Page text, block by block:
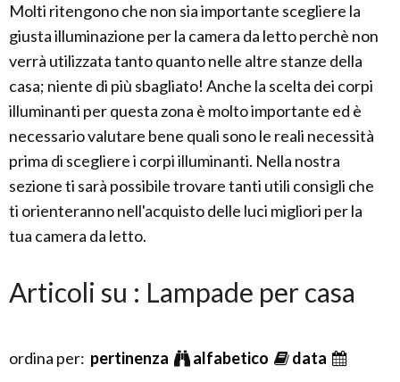
Molti ritengono che non sia importante scegliere la
giusta illuminazione per la camera da letto perchè non
verrà utilizzata tanto quanto nelle altre stanze della
casa; niente di più sbagliato! Anche la scelta dei corpi
illuminanti per questa zona è molto importante ed è
necessario valutare bene quali sono le reali necessità
prima di scegliere i corpi illuminanti. Nella nostra
sezione ti sarà possibile trovare tanti utili consigli che
ti orienteranno nell'acquisto delle luci migliori per la
tua camera da letto.
Articoli su : Lampade per casa
ordina per: pertinenza alfabetico data